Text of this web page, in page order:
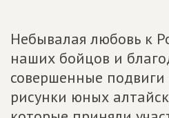
Небывалая любовь к
наших бойцов и
совершенные
рисунки юных